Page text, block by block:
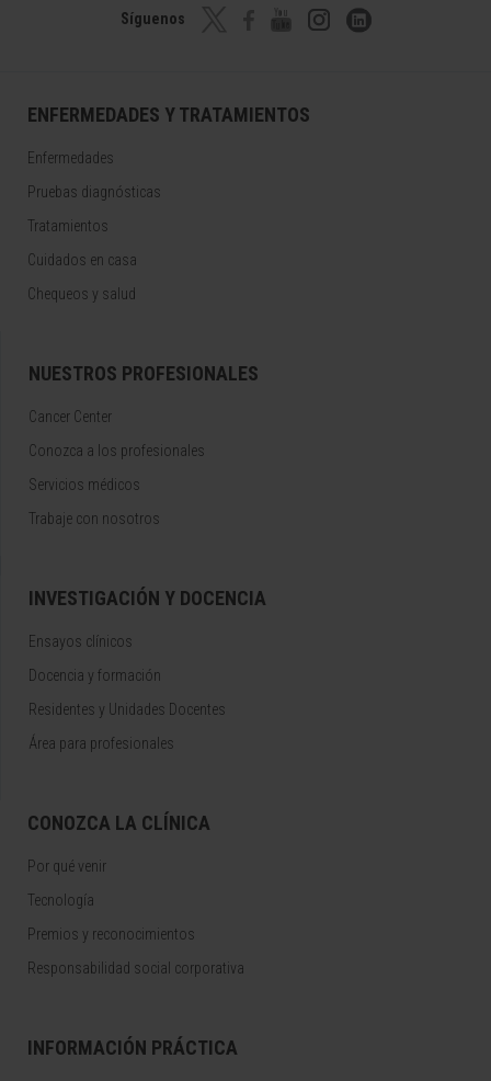
Síguenos
ENFERMEDADES Y TRATAMIENTOS
Enfermedades
Pruebas diagnósticas
Tratamientos
Cuidados en casa
Chequeos y salud
NUESTROS PROFESIONALES
Cancer Center
Conozca a los profesionales
Servicios médicos
Trabaje con nosotros
INVESTIGACIÓN Y DOCENCIA
Ensayos clínicos
Docencia y formación
Residentes y Unidades Docentes
Área para profesionales
CONOZCA LA CLÍNICA
Por qué venir
Tecnología
Premios y reconocimientos
Responsabilidad social corporativa
INFORMACIÓN PRÁCTICA